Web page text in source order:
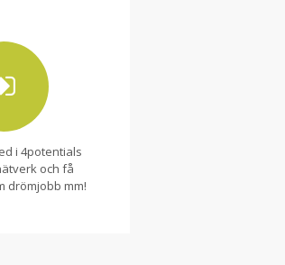
i 4potentials
och få
drömjobb mm!